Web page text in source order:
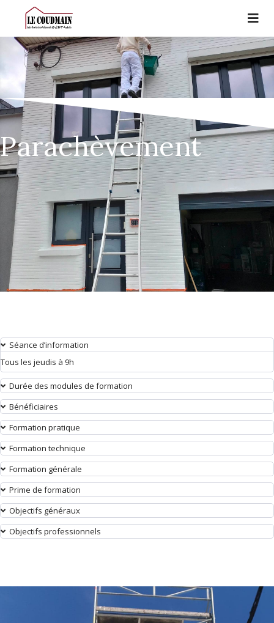
Parachèvement
Séance d’information
Tous les jeudis à 9h
Durée des modules de formation
Bénéficiaires
Formation pratique
Formation technique
Formation générale
Prime de formation
Objectifs généraux
Objectifs professionnels